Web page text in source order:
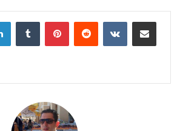
LinkedInTumblr PinterestReddit VKontakteShare via Email